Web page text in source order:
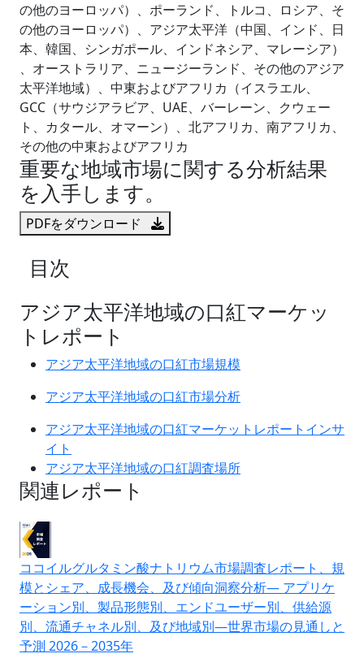
の他のヨーロッパ）、ポーランド、トルコ、ロシア、そ
の他のヨーロッパ）、アジア太平洋（中国、インド、日
本、韓国、シンガポール、インドネシア、マレーシア）
、オーストラリア、ニュージーランド、その他のアジア
太平洋地域）、中東およびアフリカ（イスラエル、
GCC（サウジアラビア、UAE、バーレーン、クウェー
ト、カタール、オマーン）、北アフリカ、南アフリカ、
その他の中東およびアフリカ
重要な地域市場に関する分析結果
を入手します。
PDFをダウンロード
目次
アジア太平洋地域の口紅マーケッ
トレポート
アジア太平洋地域の口紅市場規模
アジア太平洋地域の口紅市場分析
アジア太平洋地域の口紅マーケットレポートインサ
イト
アジア太平洋地域の口紅調査場所
関連レポート
ココイルグルタミン酸ナトリウム市場調査レポート、規
模とシェア、成長機会、及び傾向洞察分析― アプリケ
ーション別、製品形態別、エンドユーザー別、供給源
別、流通チャネル別、及び地域別―世界市場の見通しと
予測 2026－2035年